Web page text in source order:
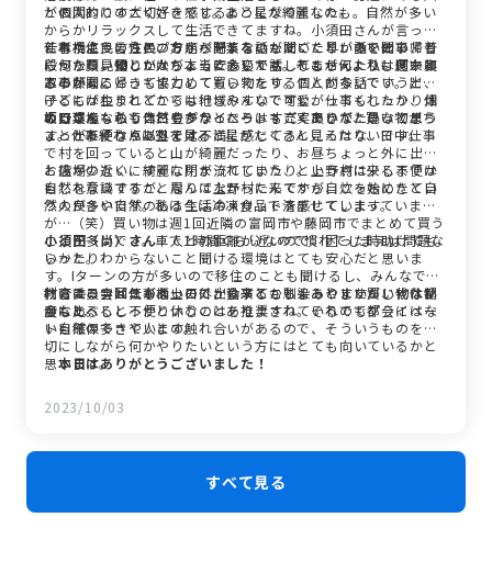
との関わりの大切さを感じるようになりました。
仕事柄住民の方のプライベートな話も聞くことが多いので、普
段から顔見知りだからこそ安心して話してもらえたり、何か頼
み事があるときも協力してもらえたり。個人的な話でいうと、
子どもが生まれてからは地域みんなで可愛がってくれたり、畑
の野菜をもらうことも多かったり、すごくありがたいなと思う
ことがたくさんあります。
が個人的にすごく好きです。あと星が綺麗なのも。自然が多い
からかリラックスして生活できてますね。小須田さんが言って
くれたように住民の方から野菜をいただいたり、話を聞いても
らったり、優しい人が本当に多いです。そこが何よりも良いと
ころかな。
若者視点で言うと、お店が閉まるのがすごく早いので仕事帰り
に何か買い物とかはちょっと大変かもしれません。私は週末実
家の藤岡に帰ってまとめて買い物をすることが多いです。出か
けるにはわりとどこでも行きやすいですし、仕事もしっかり休
める環境なので休日やプライベートも充実できて、買い物がち
ょっと不便な点以外では不満に感じてるところはないです。
坂口さん：私も自然豊かなところはすごく良いなと思ってま
す。仕事終わりに空を見ると星がたくさん見えたり、日中仕事
で村を回っていると山が綺麗だったり、お昼ちょっと外に出る
と役場の近くに綺麗な川が流れていたり。上野村に来るまでは
自然を意識することなんてなかったんですが、こっちにきて自
然の良さや自然のある生活のメリットを感じています。
お店が少ない、すぐに閉まってしまう、という点は少し不便か
もしれないですが、周りは上野村に来てから自炊を始めたとい
う人が多いです。私は今は冷凍食品で済ませてしまっています
が…（笑）買い物は週1回近隣の富岡市や藤岡市でまとめて買う
ことが多いです。車で1時間くらいなので慣れてしまえば問題な
いかと。
教育委員会は仕事柄土日に出勤することもありますが、代休制
度もあるししっかり休むことを推奨されているのでプライベー
トも確保できています。
小須田（尚）さん：人との距離が近いので、困った時助けても
らったりわからないこと聞ける環境はとても安心だと思いま
す。Iターンの方が多いので移住のことも聞けるし、みんなで助
け合える雰囲気があって外から来ても馴染みやすいんじゃない
かなと。
村にはコンビニもないので、食事とかちょっとした買い物は都
会に比べると不便というのはありますね。それでも都会にはな
い自然の多さや人との触れ合いがあるので、そういうものを大
切にしながら何かやりたいという方にはとても向いているかと
思います。
―本日はありがとうございました！
2023/10/03
すべて見る